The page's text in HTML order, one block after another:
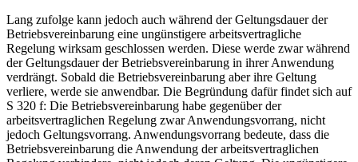
Lang zufolge kann jedoch auch während der Geltungsdauer der
Betriebsvereinbarung eine ungünstigere arbeitsvertragliche
Regelung wirksam geschlossen werden. Diese werde zwar während
der Geltungsdauer der Betriebsvereinbarung in ihrer Anwendung
verdrängt. Sobald die Betriebsvereinbarung aber ihre Geltung
verliere, werde sie anwendbar. Die Begründung dafür findet sich auf
S 320 f: Die Betriebsvereinbarung habe gegenüber der
arbeitsvertraglichen Regelung zwar Anwendungsvorrang, nicht
jedoch Geltungsvorrang. Anwendungsvorrang bedeute, dass die
Betriebsvereinbarung die Anwendung der arbeitsvertraglichen